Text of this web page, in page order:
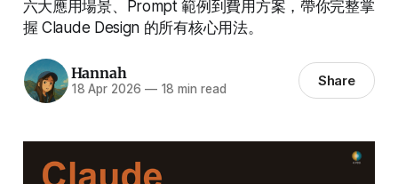
六大應用場景、Prompt 範例到費用方案，帶你完整掌
握 Claude Design 的所有核心用法。
Hannah
18 Apr 2026 —18 min read Share